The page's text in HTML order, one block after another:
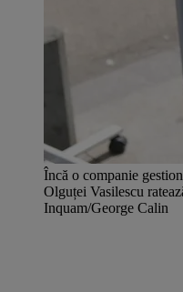
Încă o companie
Olguței Vasilescu
Inquam/George Calin